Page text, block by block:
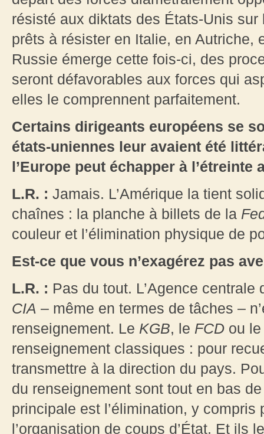
résisté aux diktats des États-Unis
prêts à résister en Italie, en Autriche,
Russie émerge cette fois-ci, des
seront défavorables aux forces qui
elles le comprennent parfaitement.
Certains dirigeants européens se
états-uniennes leur avaient été
l’Europe peut échapper à l’étreinte
L.R. : Jamais. L’Amérique la tient
chaînes : la planche à billets de la
couleur et l’élimination physique de
Est-ce que vous n’exagérez pas
L.R. : Pas du tout. L’Agence
CIA – même en termes de tâches –
renseignement. Le KGB, le FCD ou
renseignement classiques : pour
transmettre à la direction du pays.
du renseignement sont tout en bas
principale est l’élimination, y
l’organisation de coups d’État. Et ils